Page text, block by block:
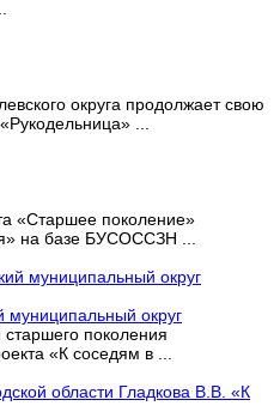
округа продолжает свою
...
«Старшее поколение»
на базе БУСОССЗН ...
муниципальный округ
старшего поколения
«К соседям в ...